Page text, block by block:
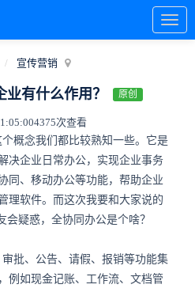
宣传营销
有什么作用？ 原创
4375次查看
概念我们都比较熟知一些。它是
决企业日常办公，实现企业事务
同、移动办公等功能，帮助企业
理软件。而这次我要和大家说的
会疑惑，全协同办公是个啥？
批、公告、请假、报销等功能集
例如现金记账、工作流、文档管